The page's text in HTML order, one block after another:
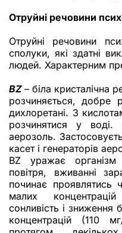
Отруйні речовини
Отруйні речовини
сполуки, які здатні
людей. Характерним
BZ – біла кристалічна
розчиняється, добре
дихлоретані. З
розчинятися у
аерозоль.
касет і генераторів
BZ уражає організм
повітря, вживанні
починає проявлятись
малих
сонливість і зниження
концентрацій (110